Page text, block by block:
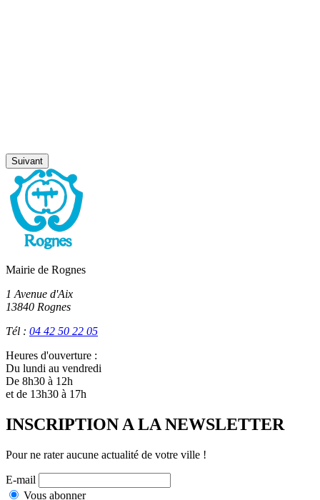
Suivant
Mairie de Rognes
1 Avenue d'Aix
13840 Rognes
Tél : 04 42 50 22 05
Heures d'ouverture :
Du lundi au vendredi
De 8h30 à 12h
et de 13h30 à 17h
INSCRIPTION A LA NEWSLETTER
Pour ne rater aucune actualité de votre ville !
E-mail
Vous abonner